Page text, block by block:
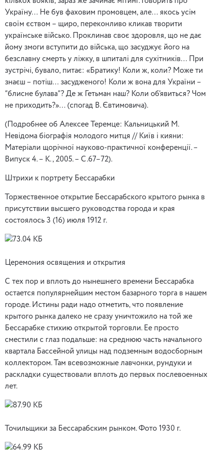
Україну… Не був фаховим промовцем, але… якось усім
своїм єством – щиро, переконливо кликав творити
українське військо. Проклинав своє здоровля, що не дає
йому змоги вступити до війська, що засуджує його на
безславну смерть у ліжку, в шпиталі для сухітників… При
зустрічі, бувало, питає: «Братику! Коли ж, коли? Може ти
знаєш – потіш… засудженого! Коли ж вона для України –
“блисне булава”? Де ж Гетьман наш? Коли об’явиться? Чом
не приходить?»… (спогад В. Євтимовича).
(Подробнее об Алексее Теремце: Кальницький М.
Невідома біографія молодого митця // Київ і кияни:
Матеріали щорічної науково-практичної конференції. –
Випуск 4. – К., 2005. – С.67–72).
Штрихи к портрету Бессарабки
Торжественное открытие Бессарабского крытого рынка в
присутствии высшего руководства города и края
состоялось 3 (16) июля 1912 г.
Церемония освящения и открытия
С тех пор и вплоть до нынешнего времени Бессарабка
остается популярнейшим местом базарного торга в нашем
городе. Истины ради надо отметить, что появление
крытого рынка далеко не сразу уничтожило на той же
Бессарабке стихию открытой торговли. Ее просто
сместили с глаз подальше: на среднюю часть начального
квартала Бассейной улицы над подземным водосборным
коллектором. Там всевозможные лавчонки, рундуки и
раскладки существовали вплоть до первых послевоенных
лет.
Точильщики за Бессарабским рынком. Фото 1930 г.